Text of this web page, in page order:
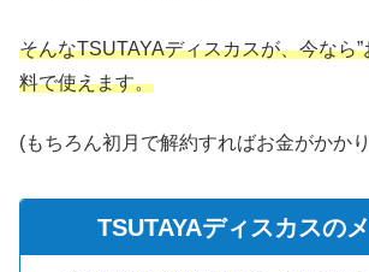
そんなTSUTAYAディスカスが、今なら”
料で使えます。
(もちろん初月で解約すればお金がかか
TSUTAYAディスカスの